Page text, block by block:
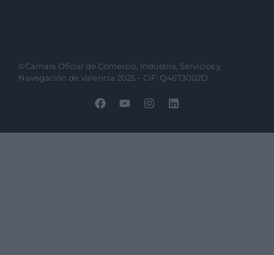
©Cámara Oficial de Comercio, Industria, Servicios y
Navegación de Valencia 2025 – CIF: Q4673002D